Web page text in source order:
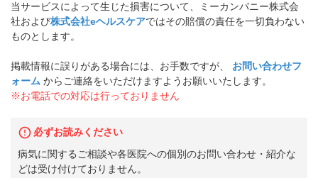
当サービスによって生じた損害について、ミーカンパニー株式会
社および株式会社eヘルスケアではその賠償の責任を一切負わない
ものとします。
掲載情報に誤りがある場合には、お手数ですが、
お問い合わせフ
ォーム からご連絡をいただけますようお願いいたします。
※お電話での対応は行っておりません
必ずお読みください
病気に関するご相談や各医院への個別のお問い合わせ・紹介な
どは受け付けておりません。